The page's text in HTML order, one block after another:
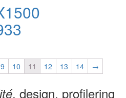
9 10 11 12 13 14 →
, design, profilering